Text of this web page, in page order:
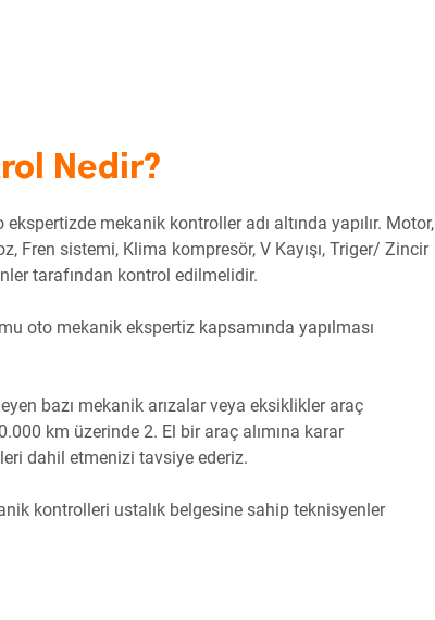
Nedir?
mekanik kontroller adı altında yapılır. Motor,
Fren sistemi, Klima kompresör, V Kayışı, Triger/ Zincir
tarafından kontrol edilmelidir.
oto mekanik ekspertiz kapsamında yapılması
bazı mekanik arızalar veya eksiklikler araç
km üzerinde 2. El bir araç alımına karar
dahil etmenizi tavsiye ederiz.
kontrolleri ustalık belgesine sahip teknisyenler